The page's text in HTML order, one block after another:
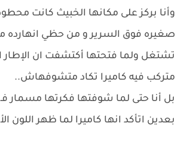
وأنا بركز على مكانها الخبيث كانت
صغيره فوق السرير و من حظي
تشتغل ولما فتحتها أكتشفت ان الإطار
متركب فيه كاميرا تكاد متشوفهاش..
بل أنا حتى لما شوفتها فكرتها مسمار
بعدين اتأكد انها كاميرا لما ظهر اللون